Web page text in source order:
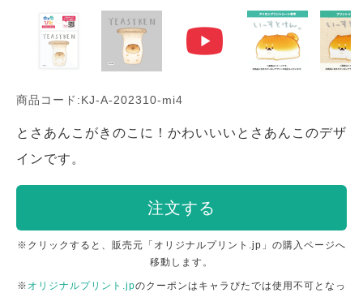
商品コード:KJ-A-202310-mi4
とさあんこがきのこに！かわいいいとさあんこのデザ
インです。
注文する
※クリックすると、販売元「オリジナルプリント.jp」の購入ページへ
移動します。
※ オリジナルプリント.jpのクーポンはキャラぴたでは使用不可となっ